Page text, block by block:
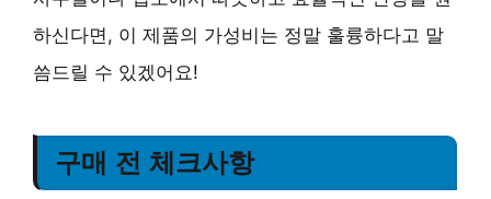
하신다면, 이 제품의 가성비는 정말 훌륭하다고 말
씀드릴 수 있겠어요!
구매 전 체크사항